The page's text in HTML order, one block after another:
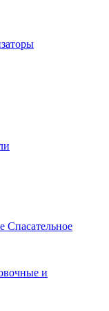
Спасательное
и